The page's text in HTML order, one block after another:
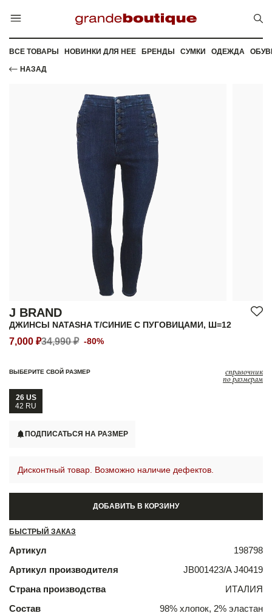
ВСЕ ТОВАРЫ НОВИНКИ ДЛЯ НЕЕ БРЕНДЫ СУМКИ ОДЕЖДА
НАЗАД
J BRAND
ДЖИНСЫ NATASHA Т/СИНИЕ С ПУГОВИЦАМИ, Ш=12
7,000 ₽34,990 ₽ -80%
ВЫБЕРИТЕ СВОЙ РАЗМЕР справочник
по размерам
26 US
42 RU
ПОДПИСАТЬСЯ НА РАЗМЕР
Дисконтный товар. Возможно наличие дефектов.
ДОБАВИТЬ В КОРЗИНУ
БЫСТРЫЙ ЗАКАЗ
Артикул
198798
Артикул производителя
JB001423/A J40419
Страна производства
ИТАЛИЯ
Состав
98% хлопок, 2% эластан